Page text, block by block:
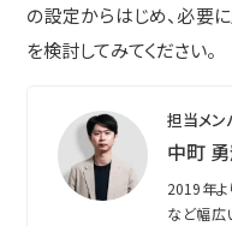
の設定からはじめ、必要
を検討してみてください。
担当メン
中町
2019年よ
など幅広